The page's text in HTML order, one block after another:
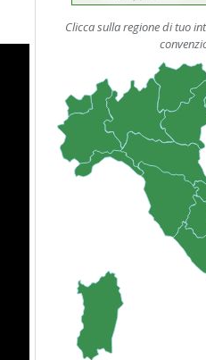
Clicca sulla regione di tuo